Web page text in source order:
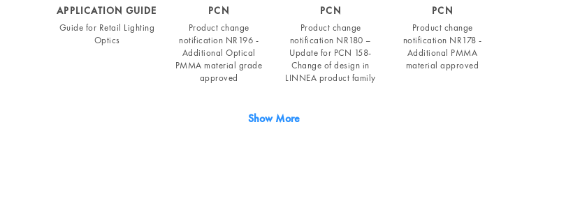
APPLICATION GUIDE
Guide for Retail Lighting
Optics
PCN
Product change
notification NR196 -
Additional Optical
PMMA material grade
approved
PCN
Product change
notification NR180 –
Update for PCN 158-
Change of design in
LINNEA product family
PCN
Product change
notification NR178 -
Additional PMMA
material approved
Show More